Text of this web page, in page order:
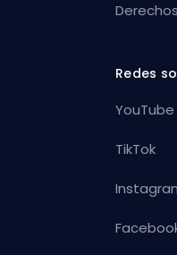
Redes
YouTube
TikTok